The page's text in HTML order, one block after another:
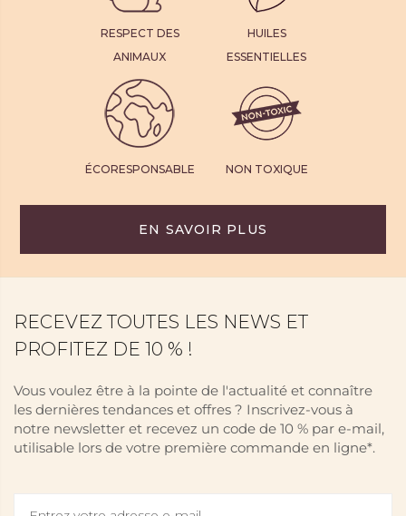
RESPECT DES
ANIMAUX
HUILES
ESSENTIELLES
ÉCORESPONSABLE NON TOXIQUE
EN SAVOIR PLUS
RECEVEZ TOUTES LES NEWS ET
PROFITEZ DE 10 % !
Vous voulez être à la pointe de l'actualité et connaître
les dernières tendances et offres ? Inscrivez-vous à
notre newsletter et recevez un code de 10 % par e-mail,
utilisable lors de votre première commande en ligne*.